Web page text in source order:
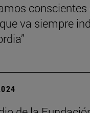
va siempre